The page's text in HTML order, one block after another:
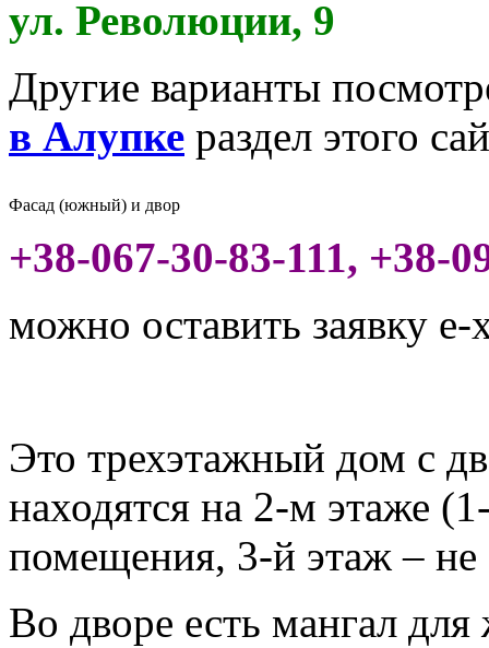
ул. Революции, 9
Другие варианты
в Алупке раздел этого
Фасад (южный) и двор
+38-067-30-83-111, +38-
можно оставить заявку e-
Это трехэтажный дом с
находятся на 2-м этаже
помещения, 3-й этаж – не
Во дворе есть мангал